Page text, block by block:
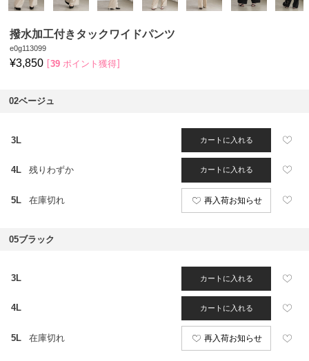
撥水加工付きタックワイドパンツ
e0g113099
¥3,850 39 ポイント獲得
02ベージュ
3L カートに入れる
4L 残りわずか カートに入れる
5L 在庫切れ 再入荷お知らせ
05ブラック
3L カートに入れる
4L カートに入れる
5L 在庫切れ 再入荷お知らせ